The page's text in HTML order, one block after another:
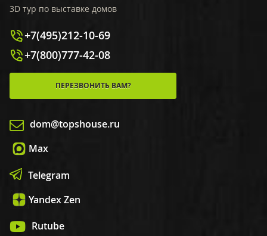
3D тур по выставке домов
+7(495)212-10-69
+7(800)777-42-08
ПЕРЕЗВОНИТЬ ВАМ?
dom@topshouse.ru
Max
Telegram
Yandex Zen
Rutube